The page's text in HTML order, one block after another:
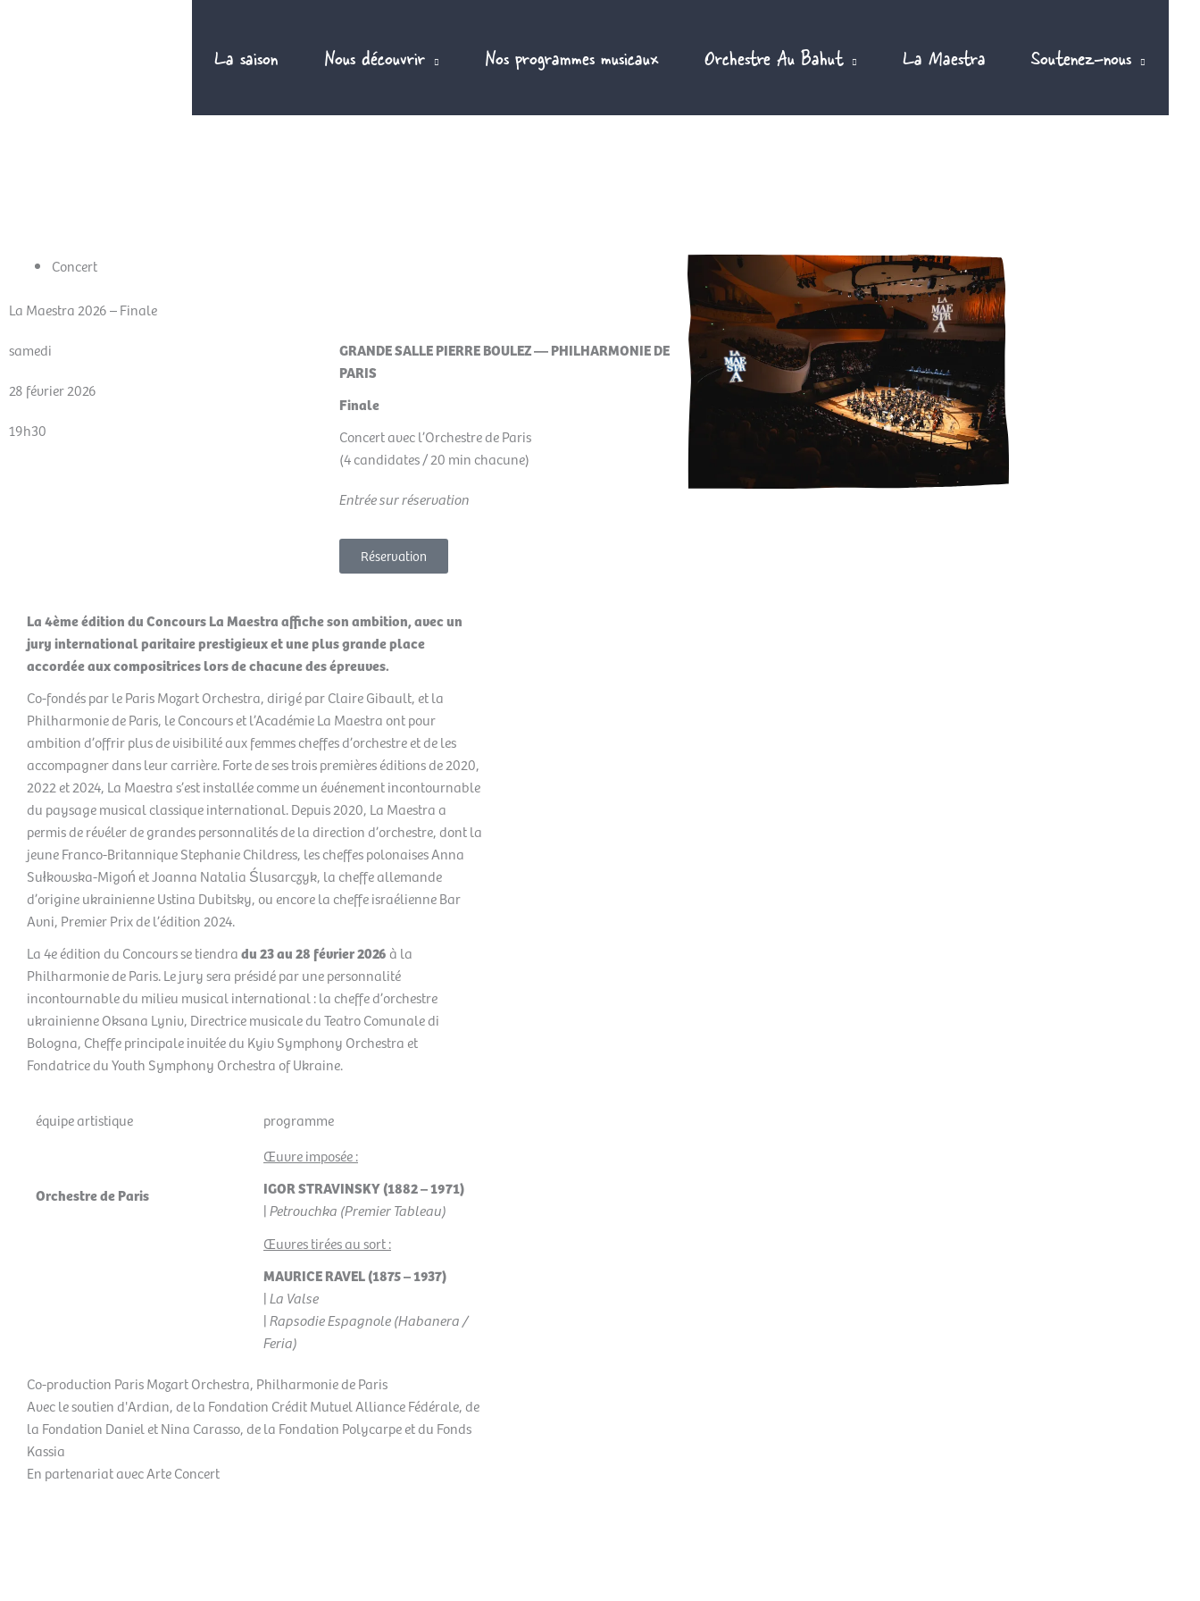
La saison Nous découvrir Nos programmes musicaux Orchestre Au Bahut La Maestra Soutenez-nous
Concert
La Maestra 2026 – Finale
samedi
28 février 2026
19h30
GRANDE SALLE PIERRE BOULEZ — PHILHARMONIE DE
PARIS
Finale
Concert avec l’Orchestre de Paris
(4 candidates / 20 min chacune)
Entrée sur réservation
Réservation
La 4ème édition du Concours La Maestra affiche son ambition, avec un
jury international paritaire prestigieux et une plus grande place
accordée aux compositrices lors de chacune des épreuves.
Co-fondés par le Paris Mozart Orchestra, dirigé par Claire Gibault, et la
Philharmonie de Paris, le Concours et l’Académie La Maestra ont pour
ambition d’offrir plus de visibilité aux femmes cheffes d’orchestre et de les
accompagner dans leur carrière. Forte de ses trois premières éditions de 2020,
2022 et 2024, La Maestra s’est installée comme un événement incontournable
du paysage musical classique international. Depuis 2020, La Maestra a
permis de révéler de grandes personnalités de la direction d’orchestre, dont la
jeune Franco-Britannique Stephanie Childress, les cheffes polonaises Anna
Sułkowska-Migoń et Joanna Natalia Ślusarczyk, la cheffe allemande
d’origine ukrainienne Ustina Dubitsky, ou encore la cheffe israélienne Bar
Avni, Premier Prix de l’édition 2024.
La 4e édition du Concours se tiendradu23 au 28 février 2026à la
Philharmonie de Paris. Le jury sera présidé par une personnalité
incontournable du milieu musical international : la cheffe d’orchestre
ukrainienne Oksana Lyniv, Directrice musicale du Teatro Comunale di
Bologna, Cheffe principale invitée du Kyiv Symphony Orchestra et
Fondatrice du Youth Symphony Orchestra of Ukraine.
équipe artistique
Orchestre de Paris
programme
Œuvre imposée :
IGOR STRAVINSKY (1882–1971)
|Petrouchka (Premier Tableau)
Œuvres tirées au sort :
MAURICE RAVEL (1875 – 1937)
|La Valse
|Rapsodie Espagnole (Habanera /
Feria)
Co-production Paris Mozart Orchestra, Philharmonie de Paris
Avec le soutien d'Ardian, de la Fondation Crédit Mutuel Alliance Fédérale, de
la Fondation Daniel et Nina Carasso, de la Fondation Polycarpe et du Fonds
Kassia
En partenariat avec Arte Concert